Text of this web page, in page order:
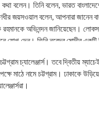
বলেন। তিনি বলেন, ভারত
জয়সওয়াল বলেন, আপনারা জানেন
রহমানকে অভিনন্দন জানিয়েছেন।
যোগ দেন। তিনি নরেন্দ্র মোদীর একটি
চ্যালেঞ্জার্স। তবে দ্বিতীয়
মাঠে নামে চট্টগ্রাম। ঢাকাকে